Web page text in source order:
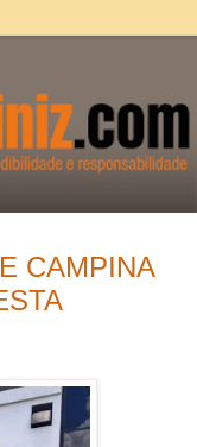
CAMPINA